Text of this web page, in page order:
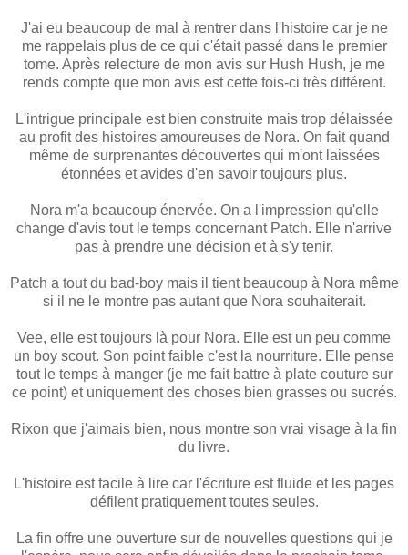
J'ai eu beaucoup de mal à rentrer dans l'histoire car je ne
me rappelais plus de ce qui c'était passé dans le premier
tome. Après relecture de mon avis sur Hush Hush, je me
rends compte que mon avis est cette fois-ci très différent.
L'intrigue principale est bien construite mais trop délaissée
au profit des histoires amoureuses de Nora. On fait quand
même de surprenantes découvertes qui m'ont laissées
étonnées et avides d'en savoir toujours plus.
Nora m'a beaucoup énervée. On a l'impression qu'elle
change d'avis tout le temps concernant Patch. Elle n'arrive
pas à prendre une décision et à s'y tenir.
Patch a tout du bad-boy mais il tient beaucoup à Nora même
si il ne le montre pas autant que Nora souhaiterait.
Vee, elle est toujours là pour Nora. Elle est un peu comme
un boy scout. Son point faible c'est la nourriture. Elle pense
tout le temps à manger (je me fait battre à plate couture sur
ce point) et uniquement des choses bien grasses ou sucrés.
Rixon que j'aimais bien, nous montre son vrai visage à la fin
du livre.
L'histoire est facile à lire car l'écriture est fluide et les pages
défilent pratiquement toutes seules.
La fin offre une ouverture sur de nouvelles questions qui je